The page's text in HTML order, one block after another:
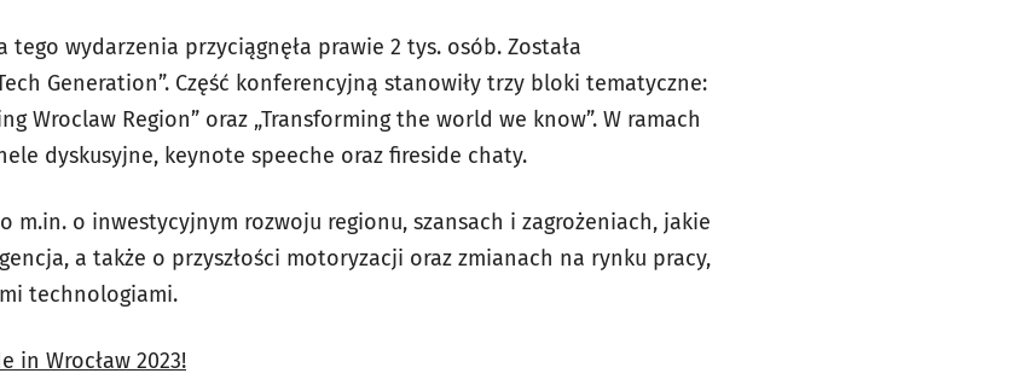
tego wydarzenia przyciągnęła prawie 2 tys. osób. Została
Generation”. Część konferencyjną stanowiły trzy bloki tematyczne:
Wroclaw Region” oraz „Transforming the world we know”. W ramach
dyskusyjne, keynote speeche oraz fireside chaty.
m.in. o inwestycyjnym rozwoju regionu, szansach i zagrożeniach, jakie
a także o przyszłości motoryzacji oraz zmianach na rynku pracy,
technologiami.
in Wrocław 2023!